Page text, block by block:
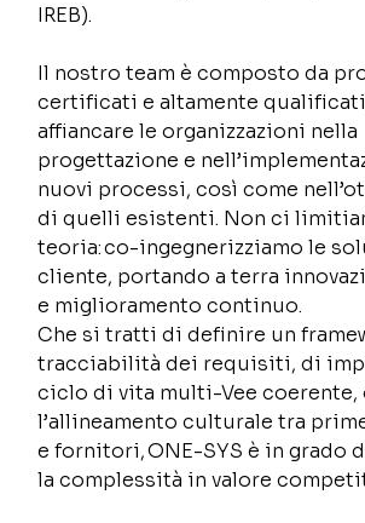
IREB).
Il nostro team è composto da
certificati e altamente
affiancare le organizzazioni nella
progettazione e
nuovi processi, così come
di quelli esistenti. Non ci
teoria: co-ingegnerizziamo le
cliente, portando a terra
e miglioramento continuo.
Che si tratti di definire un
tracciabilità dei requisiti, di
ciclo di vita multi-Vee
l’allineamento culturale tra
e fornitori, ONE-SYS è in grado
la complessità in valore